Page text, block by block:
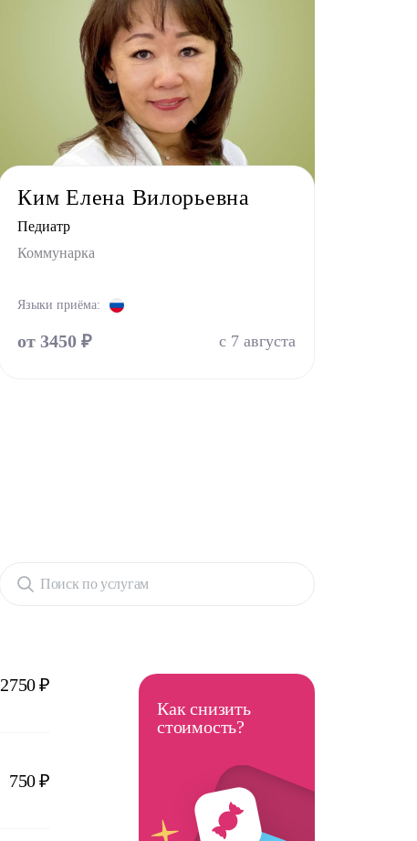
Ким Елена Вилорьевна
Педиатр
Коммунарка
Языки приёма:
от 3450 ₽ с 7 августа
Поиск по услугам
2750 ₽
750 ₽
Как снизить
стоимость?